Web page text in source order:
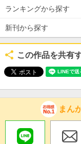
ランキングから探す
新刊から探す
この作品を共有
まん